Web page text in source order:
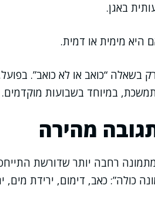
באגן.
היא מימית או דמית.
בשאלה “כואב או לא כואב”.
במיוחד בשבועות מוקדמים.
מהירה
רחבה יותר שדורשת
כולה”: כאב, דימום, ירידת מים,